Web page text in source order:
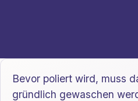
Bevor poliert wird, muss
gründlich gewaschen